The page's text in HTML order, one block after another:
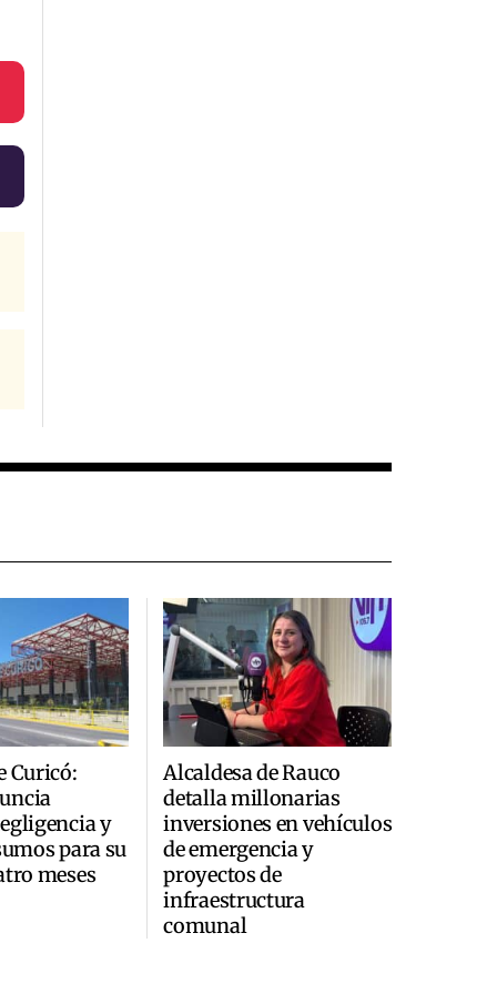
Curicó:
y
para su
meses
Alcaldesa de Rauco
detalla millonarias
inversiones en vehículos
de emergencia y
proyectos de
infraestructura
comunal